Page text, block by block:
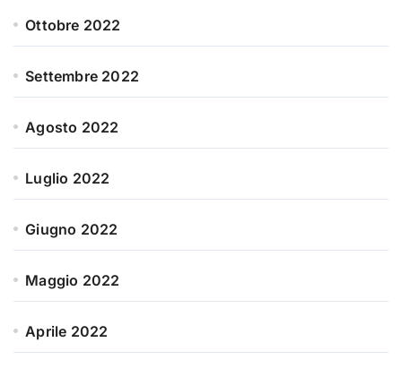
Ottobre 2022
Settembre 2022
Agosto 2022
Luglio 2022
Giugno 2022
Maggio 2022
Aprile 2022